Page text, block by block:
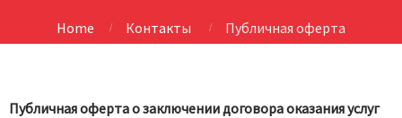
Home Контакты Публичная оферта
Публичная оферта о заключении договора оказания услуг